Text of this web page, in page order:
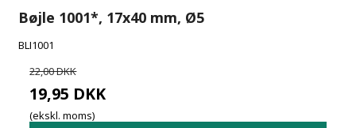
Bøjle 1001*, 17x40 mm, Ø5
BLI1001
22,00 DKK
19,95 DKK
(ekskl. moms)